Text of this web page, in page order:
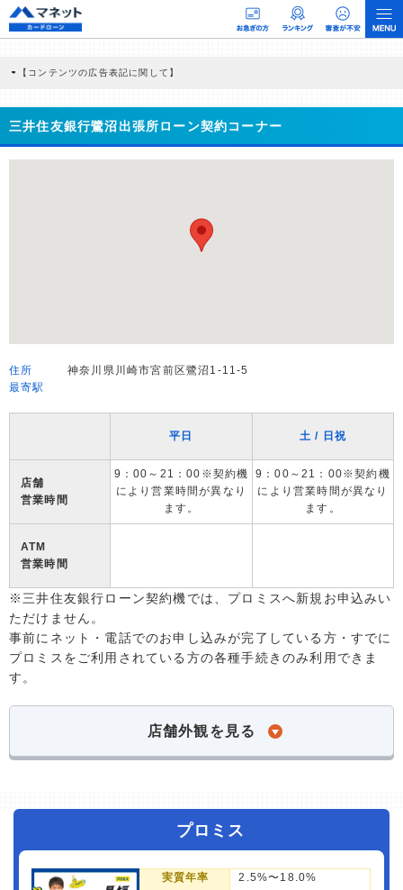
【コンテンツの広告表記に関して】
商品を根拠なくPRするものではなく、当編集部の調査／ユーザーへの口コミ収集な
どに基づき、公平性を担保した情報提供を行っています。
>提携企業一覧
三井住友銀行鷺沼出張所ローン契約コーナー
住所
神奈川県川崎市宮前区鷺沼1-11-5
最寄駅
平日 土 / 日祝
店舗
営業時間
9：00～21：00※契約機
により営業時間が異なり
ます。
9：00～21：00※契約機
により営業時間が異なり
ます。
ATM
営業時間
※三井住友銀行ローン契約機では、プロミスへ新規お申込みい
ただけません。
事前にネット・電話でのお申し込みが完了している方・すでに
プロミスをご利用されている方の各種手続きのみ利用できま
す。
店舗外観を見る
プロミス
実質年率 2.5%〜18.0%